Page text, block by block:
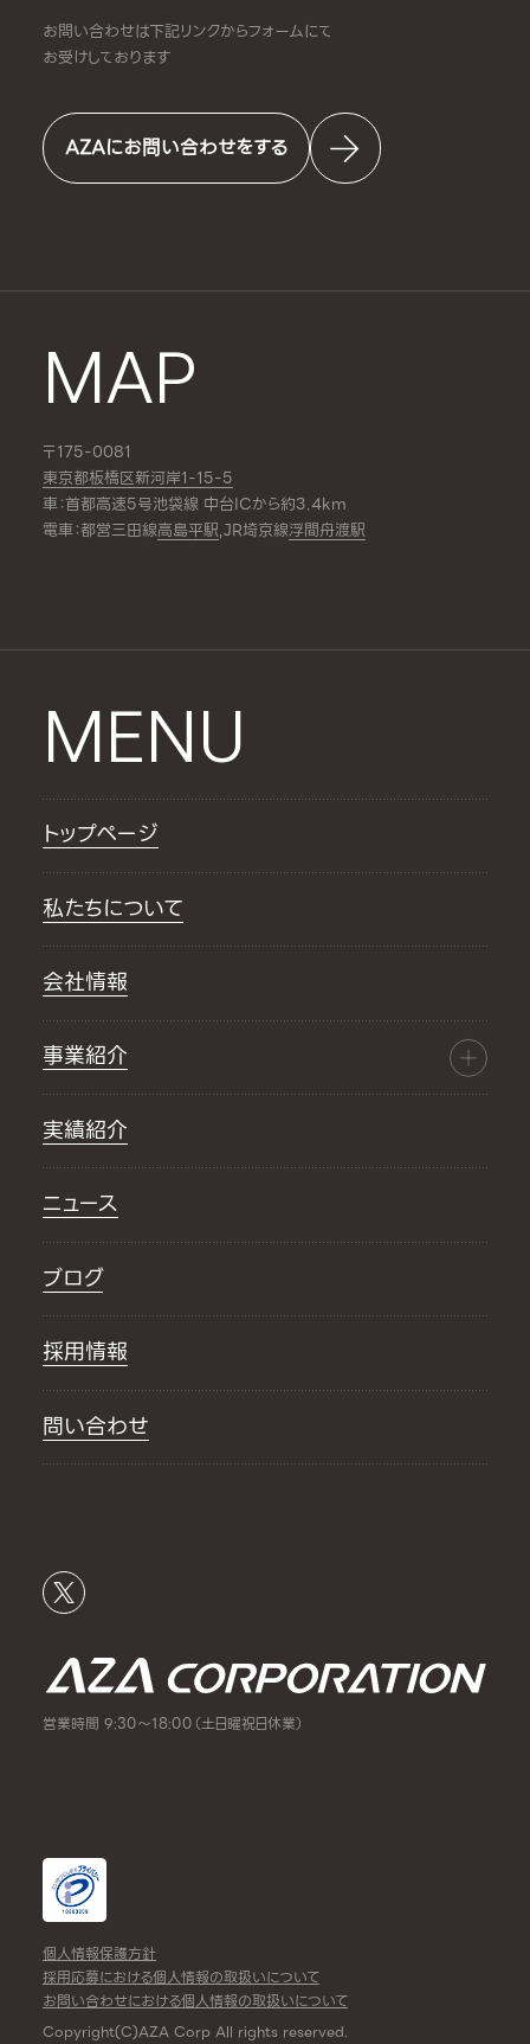
お問い合わせは下記リンクからフォームにて
お受けしております
AZAにお問い合わせをする
MAP
〒175-0081
東京都板橋区新河岸1-15-5
車：首都高速5号池袋線 中台ICから約3.4km
電車：都営三田線高島平駅,JR埼京線浮間舟渡駅
MENU
トップページ
私たちについて
会社情報
事業紹介
実績紹介
ニュース
ブログ
採用情報
問い合わせ
営業時間 9:30～18:00（土日曜祝日休業）
個人情報保護方針
採用応募における個人情報の取扱いについて
お問い合わせにおける個人情報の取扱いについて
Copyright(C)AZA Corp All rights reserved.